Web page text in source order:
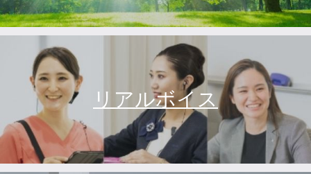
リアルボイス